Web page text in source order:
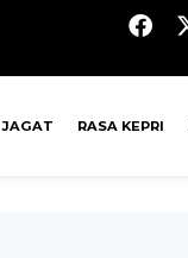
JAGAT RASA KEPRI